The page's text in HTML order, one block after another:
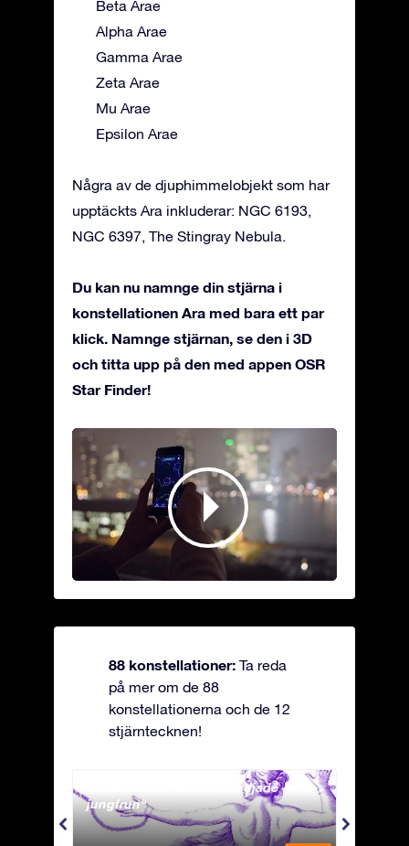
Beta Arae
Alpha Arae
Gamma Arae
Zeta Arae
Mu Arae
Epsilon Arae
Några av de djuphimmelobjekt som har
upptäckts Ara inkluderar: NGC 6193,
NGC 6397, The Stingray Nebula.
Du kan nu namnge din stjärna i
konstellationen Ara med bara ett par
klick. Namnge stjärnan, se den i 3D
och titta upp på den med appen OSR
Star Finder!
88 konstellationer: Ta reda
på mer om de 88
konstellationerna och de 12
stjärntecknen!
Andromeda - Den fastkedjade
jungfrun